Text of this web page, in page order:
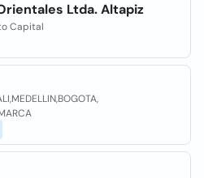
Ltda. Altapiz
Capital